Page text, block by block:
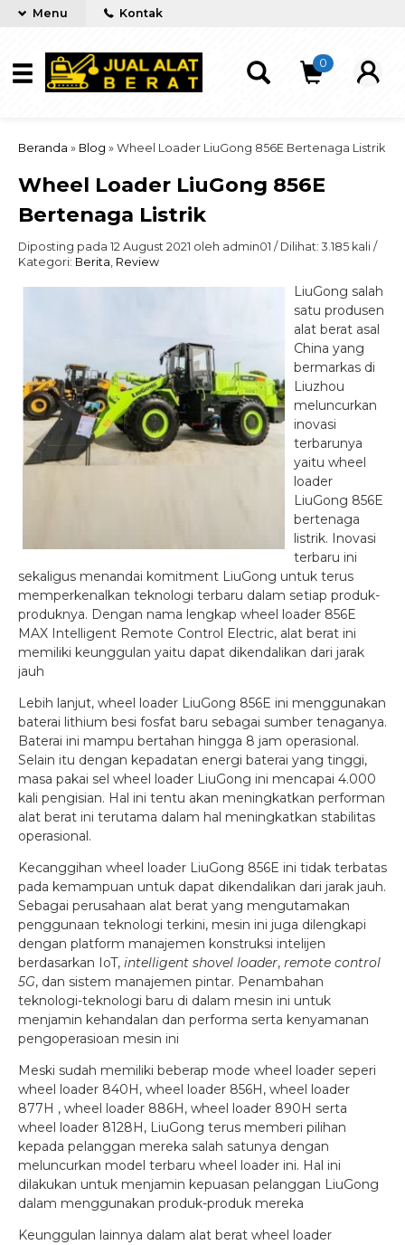
Menu Kontak
0
Beranda » Blog » Wheel Loader LiuGong 856E Bertenaga Listrik
Wheel Loader LiuGong 856E
Bertenaga Listrik
Diposting pada 12 August 2021 oleh admin01 / Dilihat: 3.185 kali /
Kategori: Berita, Review
LiuGong salah
satu produsen
alat berat asal
China yang
bermarkas di
Liuzhou
meluncurkan
inovasi
terbarunya
yaitu wheel
loader
LiuGong 856E
bertenaga
listrik. Inovasi
terbaru ini
sekaligus menandai komitment LiuGong untuk terus
memperkenalkan teknologi terbaru dalam setiap produk-
produknya. Dengan nama lengkap wheel loader 856E
MAX Intelligent Remote Control Electric, alat berat ini
memiliki keunggulan yaitu dapat dikendalikan dari jarak
jauh
Lebih lanjut, wheel loader LiuGong 856E ini menggunakan
baterai lithium besi fosfat baru sebagai sumber tenaganya.
Baterai ini mampu bertahan hingga 8 jam operasional.
Selain itu dengan kepadatan energi baterai yang tinggi,
masa pakai sel wheel loader LiuGong ini mencapai 4.000
kali pengisian. Hal ini tentu akan meningkatkan performan
alat berat ini terutama dalam hal meningkatkan stabilitas
operasional.
Kecanggihan wheel loader LiuGong 856E ini tidak terbatas
pada kemampuan untuk dapat dikendalikan dari jarak jauh.
Sebagai perusahaan alat berat yang mengutamakan
penggunaan teknologi terkini, mesin ini juga dilengkapi
dengan platform manajemen konstruksi intelijen
berdasarkan IoT, intelligent shovel loader, remote control
5G, dan sistem manajemen pintar. Penambahan
teknologi-teknologi baru di dalam mesin ini untuk
menjamin kehandalan dan performa serta kenyamanan
pengoperasioan mesin ini
Meski sudah memiliki beberap mode wheel loader seperi
wheel loader 840H, wheel loader 856H, wheel loader
877H , wheel loader 886H, wheel loader 890H serta
wheel loader 8128H, LiuGong terus memberi pilihan
kepada pelanggan mereka salah satunya dengan
meluncurkan model terbaru wheel loader ini. Hal ini
dilakukan untuk menjamin kepuasan pelanggan LiuGong
dalam menggunakan produk-produk mereka
Keunggulan lainnya dalam alat berat wheel loader